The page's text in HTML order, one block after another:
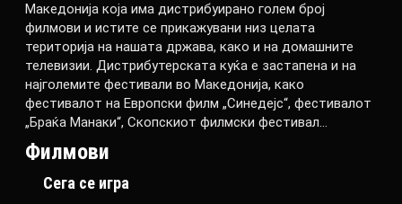
Македонија која има дистрибуирано голем број
филмови и истите се прикажувани низ целата
територија на нашата држава, како и на домашните
телевизии. Дистрибутерската куќа е застапена и на
најголемите фестивали во Македонија, како
фестивалот на Европски филм „Синедејс“, фестивалот
„Браќа Манаки“, Скопскиот филмски фестивал…
Филмови
Сега се игра